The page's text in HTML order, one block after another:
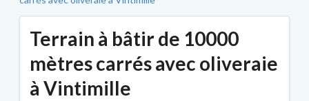
Terrain à bâtir de 10000
mètres carrés avec oliveraie
à Vintimille